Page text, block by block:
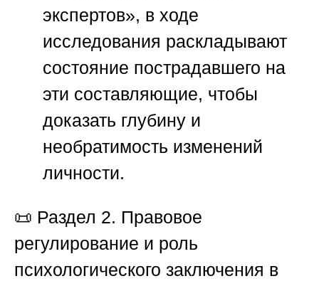
экспертов», в ходе
исследования раскладывают
состояние пострадавшего на
эти составляющие, чтобы
доказать глубину и
необратимость изменений
личности.
📜 Раздел 2. Правовое
регулирование и роль
психологического заключения в